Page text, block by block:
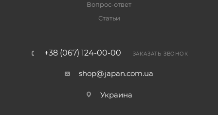
Вопрос-ответ
Статьи
+38 (067) 124-00-00 ЗАКАЗАТЬ ЗВОНОК
shop@japan.com.ua
Украина